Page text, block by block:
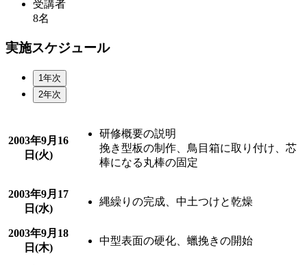
受講者
8名
実施スケジュール
1年次
2年次
2003年9月16
日(火)
研修概要の説明
挽き型板の制作、鳥目箱に取り付け、芯
棒になる丸棒の固定
2003年9月17
日(水)
縄繰りの完成、中土つけと乾燥
2003年9月18
日(木)
中型表面の硬化、蠟挽きの開始